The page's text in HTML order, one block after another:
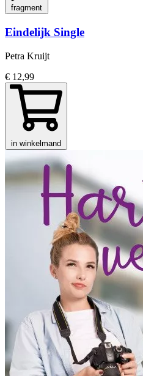
fragment
Eindelijk Single
Petra Kruijt
€ 12,99
in winkelmand